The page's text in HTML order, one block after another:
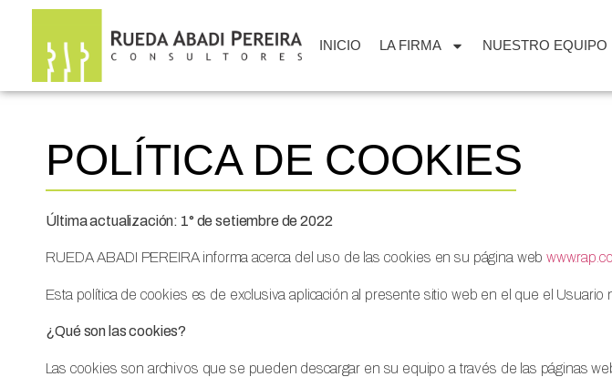
INICIO LA FIRMA NUESTRO EQUIPO
POLÍTICA DE COOKIES
Última actualización: 1° de setiembre de 2022
RUEDA ABADI PEREIRA informa acerca del uso de las cookies en su página web
Esta política de cookies es de exclusiva aplicación al presente sitio web en el que el Usuario
¿Qué son las cookies?
Las cookies son archivos que se pueden descargar en su equipo a través de las páginas